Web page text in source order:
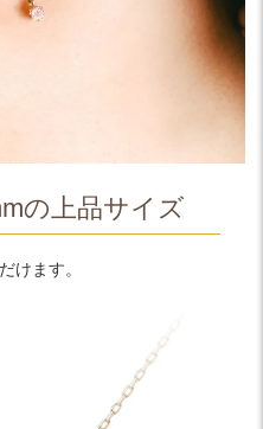
の上品サイズ
けます。